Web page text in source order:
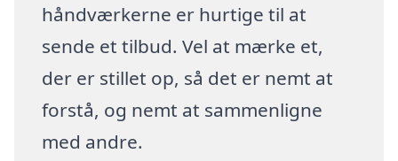
håndværkerne er hurtige til at
sende et tilbud. Vel at mærke et,
der er stillet op, så det er nemt at
forstå, og nemt at sammenligne
med andre.